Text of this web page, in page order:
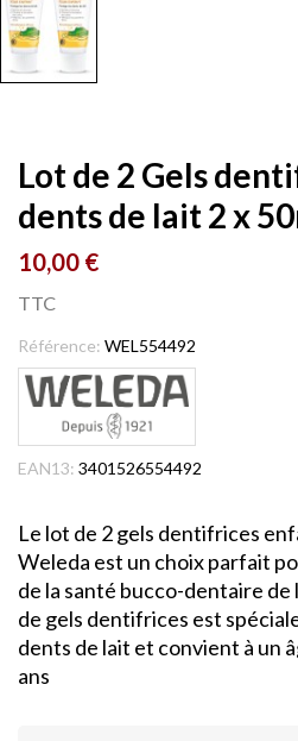
Lot de 2 Gels
dents de lait 2 x
10,00 €
TTC
Référence: WEL554492
EAN13: 3401526554492
Le lot de 2 gels dentifrices
Weleda est un choix parfait
de la santé bucco-dentaire
de gels dentifrices est
dents de lait et convient à un
ans